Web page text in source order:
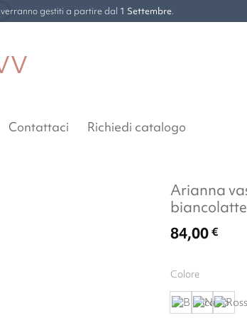
verranno gestiti a partire dal 1 Settembre.
Contattaci Richiedi catalogo
Arianna
84,00€
Colore